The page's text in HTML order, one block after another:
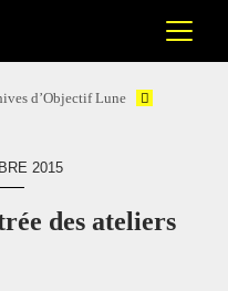
d’Objectif Lune
2015
des ateliers